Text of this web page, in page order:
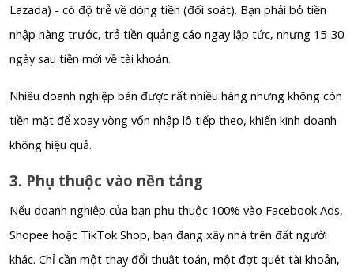
Lazada) - có độ trễ về dòng tiền (đối soát). Bạn phải bỏ tiền
nhập hàng trước, trả tiền quảng cáo ngay lập tức, nhưng 15-30
ngày sau tiền mới về tài khoản.
Nhiều doanh nghiệp bán được rất nhiều hàng nhưng không còn
tiền mặt để xoay vòng vốn nhập lô tiếp theo, khiến kinh doanh
không hiệu quả.
3. Phụ thuộc vào nền tảng
Nếu doanh nghiệp của bạn phụ thuộc 100% vào Facebook Ads,
Shopee hoặc TikTok Shop, bạn đang xây nhà trên đất người
khác. Chỉ cần một thay đổi thuật toán, một đợt quét tài khoản,